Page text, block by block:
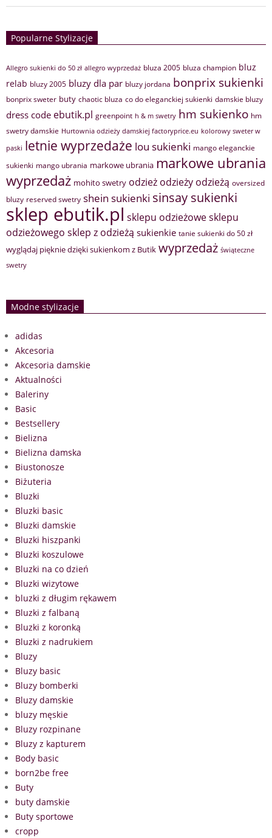
Popularne Stylizacje
Allegro sukienki do 50 zł allegro wyprzedaż bluza 2005 bluza champion bluz
relab bluzy 2005 bluzy dla par bluzy jordana bonprix sukienki
bonprix sweter buty chaotic bluza co do eleganckiej sukienki damskie bluzy
dress code ebutik.pl greenpoint h & m swetry hm sukienko hm
swetry damskie Hurtownia odzieży damskiej factoryprice.eu kolorowy sweter w
paski letnie wyprzedaże lou sukienki mango eleganckie
sukienki mango ubrania markowe ubrania markowe ubrania
wyprzedaż mohito swetry odzież odzieży odzieżą oversized
bluzy reserved swetry shein sukienki sinsay sukienki
sklep ebutik.pl sklepu odzieżowesklepu
odzieżowego sklep z odzieżą sukienkie tanie sukienki do 50 zł
wyglądaj pięknie dzięki sukienkom z Butik wyprzedaż świąteczne
swetry
Modne stylizacje
adidas
Akcesoria
Akcesoria damskie
Aktualności
Baleriny
Basic
Bestsellery
Bielizna
Bielizna damska
Biustonosze
Biżuteria
Bluzki
Bluzki basic
Bluzki damskie
Bluzki hiszpanki
Bluzki koszulowe
Bluzki na co dzień
Bluzki wizytowe
bluzki z długim rękawem
Bluzki z falbaną
Bluzki z koronką
Bluzki z nadrukiem
Bluzy
Bluzy basic
Bluzy bomberki
Bluzy damskie
bluzy męskie
Bluzy rozpinane
Bluzy z kapturem
Body basic
born2be free
Buty
buty damskie
Buty sportowe
cropp